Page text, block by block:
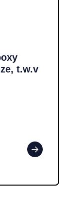
t.w.v